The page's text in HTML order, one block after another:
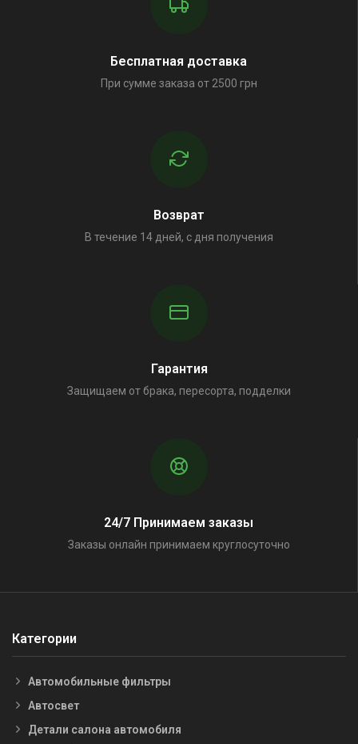
Бесплатная доставка
При сумме заказа от 2500 грн
Возврат
В течение 14 дней, с дня получения
Гарантия
Защищаем от брака, пересорта, подделки
24/7 Принимаем заказы
Заказы онлайн принимаем круглосуточно
Категории
Автомобильные фильтры
Автосвет
Детали салона автомобиля